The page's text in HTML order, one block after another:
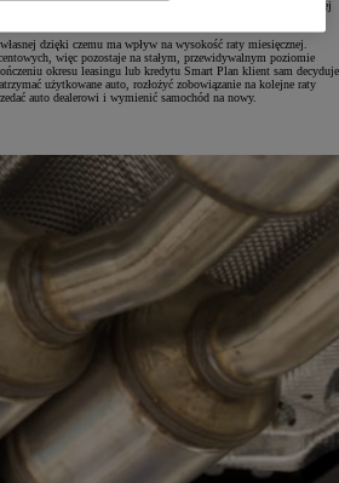
Plan ich zobowiązanie ogranicza się do spłaty jedynie realnej
jest jedną z najniższych na rynku.
dzięki czemu ma wpływ na wysokość raty miesięcznej.
więc pozostaje na stałym, przewidywalnym poziomie
okresu leasingu lub kredytu Smart Plan klient sam decyduje
użytkowane auto, rozłożyć zobowiązanie na kolejne raty
auto dealerowi i wymienić samochód na nowy.